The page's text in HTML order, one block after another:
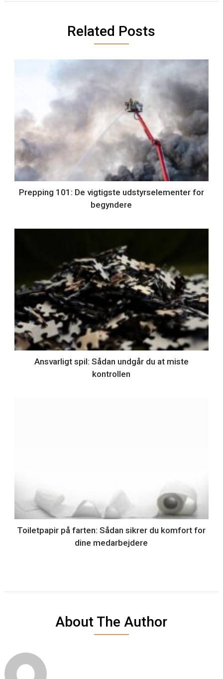
Related Posts
Prepping 101: De vigtigste udstyrselementer for
begyndere
Ansvarligt spil: Sådan undgår du at miste
kontrollen
Toiletpapir på farten: Sådan sikrer du komfort for
dine medarbejdere
About The Author